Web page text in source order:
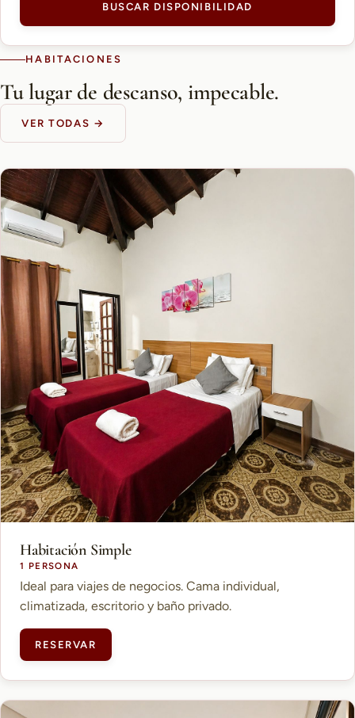
BUSCAR DISPONIBILIDAD
HABITACIONES
Tu lugar de descanso, impecable.
VER TODAS →
Habitación Simple
1 PERSONA
Ideal para viajes de negocios. Cama individual,
climatizada, escritorio y baño privado.
RESERVAR